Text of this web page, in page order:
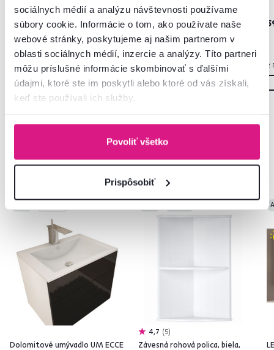
sociálnych médií a analýzu návštevnosti používame
súbory cookie. Informácie o tom, ako používate naše
webové stránky, poskytujeme aj našim partnerom v
oblasti sociálnych médií, inzercie a analýzy. Títo partneri
môžu príslušné informácie skombinovať s ďalšími
údajmi, ktoré ste im poskytli alebo ktoré od vás získali,
keď ste používali ich služby.
Povoliť všetko
Prispôsobiť
119 €
1 Farba - detailná
209 €
1 Farba - detailná
Často kupované spolu
Dolomitové umývadlo UM ECCE
4,7 5
Závesná rohová polica, biela,